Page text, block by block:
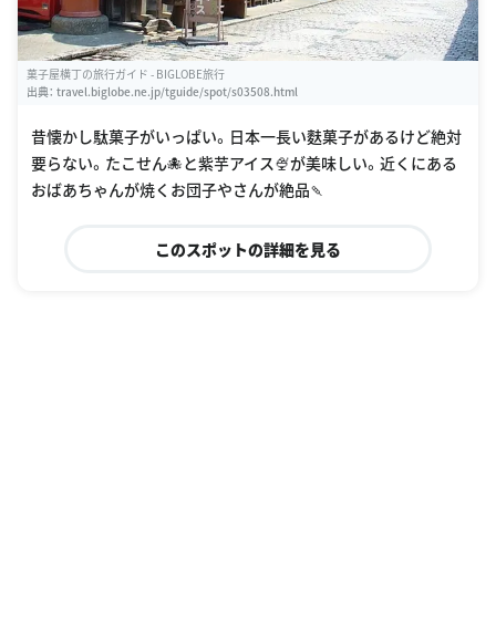
菓子屋横丁の旅行ガイド - BIGLOBE旅行
出典： travel.biglobe.ne.jp/tguide/spot/s03508.html
昔懐かし駄菓子がいっぱい。日本一長い麩菓子があるけど絶対
要らない。たこせん🐙と紫芋アイス🍨が美味しい。近くにある
おばあちゃんが焼くお団子やさんが絶品🍡
このスポットの詳細を見る